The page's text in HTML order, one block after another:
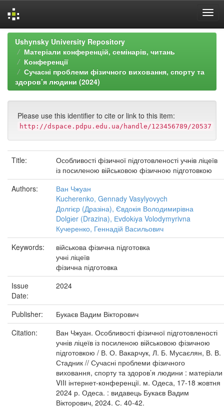
Skip
navigation
Ushynsky University Repository
Матеріали конференцій, семінарів, читань
Конференції
Сучасні проблеми фізичного виховання, спорту та
здоров’я людини (2024)
Please use this identifier to cite or link to this item:
http://dspace.pdpu.edu.ua/handle/123456789/20537
Title:
Особливості фізичної підготовленості учнів ліцеїв
із посиленою військовою фізичною підготовкою
Authors:
Ван Чжуан
Kucherenko, Gennady Vasylyovych
Долгієр (Дразіна), Євдокія Володимирівна
Dolgіer (Drazina), Еvdokіya Volodymyrivna
Кучеренко, Геннадій Васильович
Keywords:
військова фізична підготовка
учні ліцеїв
фізична підготовка
Issue
Date:
2024
Publisher:
Букаєв Вадим Вікторович
Citation:
Ван Чжуан. Особливості фізичної підготовленості
учнів ліцеїв із посиленою військовою фізичною
підготовкою / В. О. Вакарчук, Л. Б. Мусаєлян, В. В.
Стадник // Сучасні проблеми фізичного
виховання, спорту та здоров’я людини : матеріали
VІIІ інтернет-конференції. м. Одеса, 17-18 жовтня
2024 р. Одеса. : видавець Букаєв Вадим
Вікторович, 2024. С. 40-42.